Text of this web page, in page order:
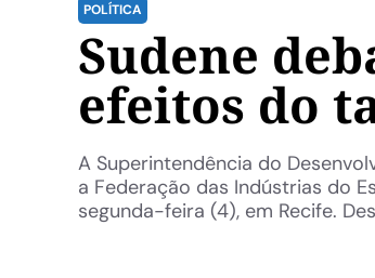
POLÍTICA
Sudene
efeitos do
A Superintendência do
a Federação das Indústrias do
segunda-feira (4), em Recife.